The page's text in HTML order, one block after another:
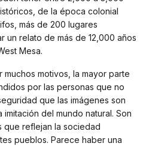
de la época colonial
más de 200 lugares
un relato de más de 12,000 años
Mesa.
motivos, la mayor parte
por las personas que no
que las imágenes son
del mundo natural. Son
que reflejan la sociedad
pueblos. Parece haber una